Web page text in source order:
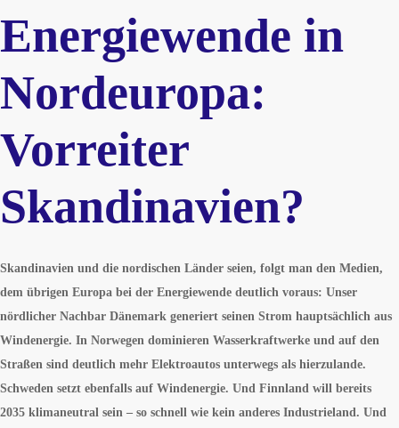
Energiewende in
Nordeuropa:
Vorreiter
Skandinavien?
Skandinavien und die nordischen Länder seien, folgt man den Medien,
dem übrigen Europa bei der Energiewende deutlich voraus: Unser
nördlicher Nachbar Dänemark generiert seinen Strom hauptsächlich aus
Windenergie. In Norwegen dominieren Wasserkraftwerke und auf den
Straßen sind deutlich mehr Elektroautos unterwegs als hierzulande.
Schweden setzt ebenfalls auf Windenergie. Und Finnland will bereits
2035 klimaneutral sein – so schnell wie kein anderes Industrieland. Und